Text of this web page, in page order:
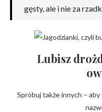
gęsty, ale i nie za
Lubisz
Spróbuj także innych –